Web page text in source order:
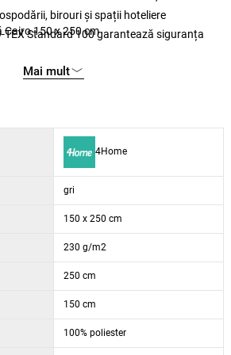
birouri și spații hoteliere
TEX Standard 100 garantează siguranța
Cairo 150 x 250 cm
Mai mult
4Home
gri
150 x 250 cm
230 g/m2
250 cm
150 cm
100% poliester